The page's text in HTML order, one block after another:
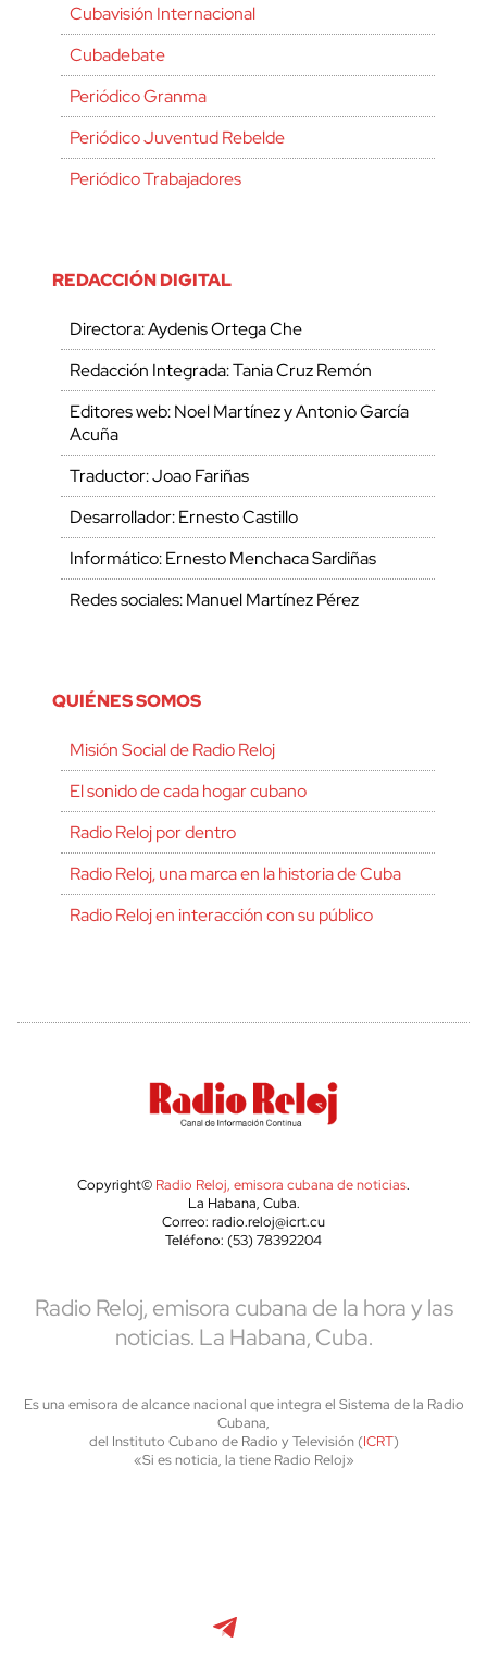
Cubavisión Internacional
Cubadebate
Periódico Granma
Periódico Juventud Rebelde
Periódico Trabajadores
REDACCIÓN DIGITAL
Directora: Aydenis Ortega Che
Redacción Integrada: Tania Cruz Remón
Editores web: Noel Martínez y Antonio García
Acuña
Traductor: Joao Fariñas
Desarrollador: Ernesto Castillo
Informático: Ernesto Menchaca Sardiñas
Redes sociales: Manuel Martínez Pérez
QUIÉNES SOMOS
Misión Social de Radio Reloj
El sonido de cada hogar cubano
Radio Reloj por dentro
Radio Reloj, una marca en la historia de Cuba
Radio Reloj en interacción con su público
Copyright© Radio Reloj, emisora cubana de noticias.
La Habana, Cuba.
Correo: radio.reloj@icrt.cu
Teléfono: (53) 78392204
Radio Reloj, emisora cubana de la hora y las
noticias. La Habana, Cuba.
Es una emisora de alcance nacional que integra el Sistema de la Radio
Cubana,
del Instituto Cubano de Radio y Televisión (ICRT)
«Si es noticia, la tiene Radio Reloj»